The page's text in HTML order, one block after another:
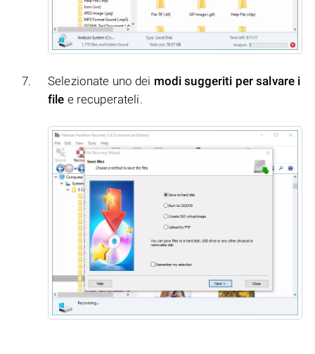
Selezionate uno dei modi suggeriti per salvare i
file e recuperateli.